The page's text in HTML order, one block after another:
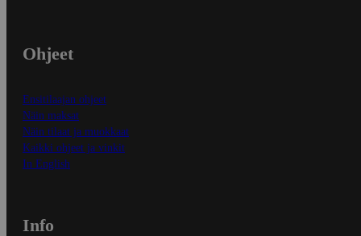
Ohjeet
Ensitilaajan ohjeet
Näin maksat
Näin tilaat ja muokkaat
Kaikki ohjeet ja vinkit
In English
Info